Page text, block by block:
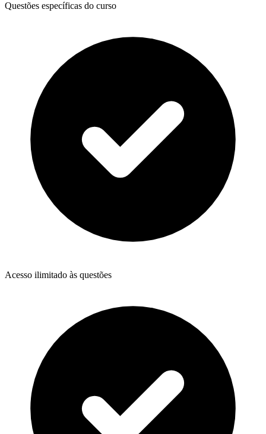
Questões específicas do curso
Acesso ilimitado às questões